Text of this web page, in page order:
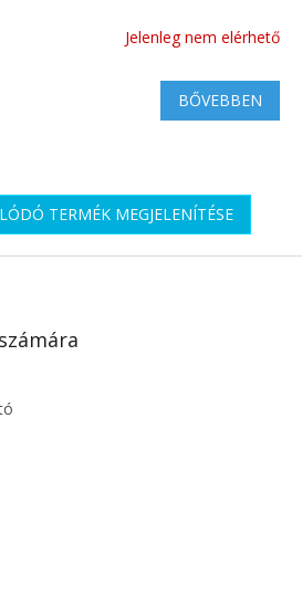
Jelenleg nem elérhető
BŐVEBBEN
TERMÉK MEGJELENÍTÉSE